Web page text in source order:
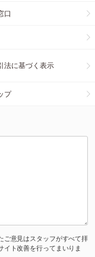
口
法に基づく表示
プ
ご意見はスタッフがすべて拝
イト改善を行ってまいりま